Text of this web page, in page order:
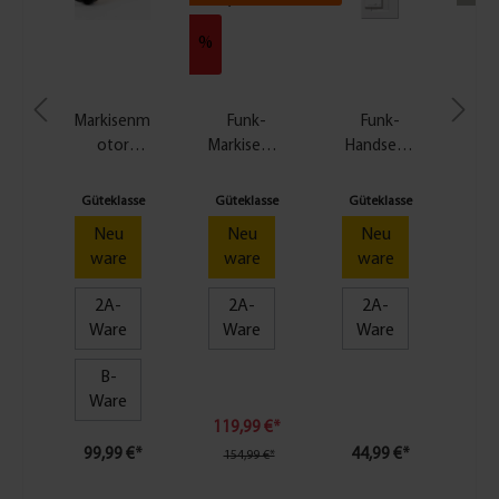
Markisenm
otor
40
Güteklasse
Neu
ware
2A-
Ware
B-
Ware
99,99 €*
%
Funk-
Markisenm
Premium
50
Güteklasse
Neu
ware
2A-
Ware
119,99 €*
154,99 €*
Funk-
Handsend
weiß
Güteklasse
Neu
ware
2A-
Ware
44,99 €*